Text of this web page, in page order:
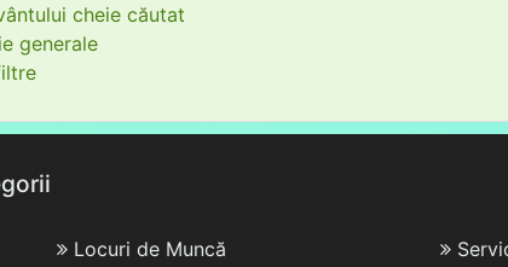
cheie căutat
generale
Locuri de Muncă